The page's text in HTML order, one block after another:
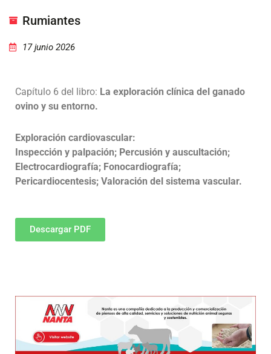
Rumiantes
17 junio 2026
Capítulo 6 del libro: La exploración clínica del ganado
ovino y su entorno.
Exploración cardiovascular:
Inspección y palpación; Percusión y auscultación;
Electrocardiografía; Fonocardiografía;
Pericardiocentesis; Valoración del sistema vascular.
Descargar PDF